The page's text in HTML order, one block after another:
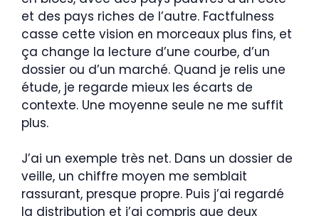
et des pays riches de l’autre. Factfulness
casse cette vision en morceaux plus fins, et
ça change la lecture d’une courbe, d’un
dossier ou d’un marché. Quand je relis une
étude, je regarde mieux les écarts de
contexte. Une moyenne seule ne me suffit
plus.
J’ai un exemple très net. Dans un dossier de
veille, un chiffre moyen me semblait
rassurant, presque propre. Puis j’ai regardé
la distribution et j’ai compris que deux